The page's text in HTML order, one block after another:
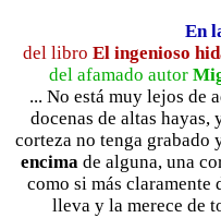
En
del libro El ingenioso
del afamado autor
... No está muy lejos de
docenas de altas
corteza no tenga grabado
encimade alguna, una
como si más claramente
lleva y la merece de